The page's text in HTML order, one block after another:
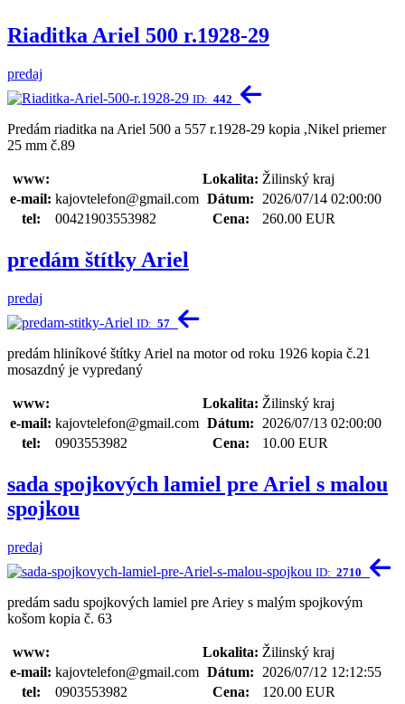
Riaditka Ariel 500 r.1928-29
predaj
ID: 442
Predám riaditka na Ariel 500 a 557 r.1928-29 kopia ,Nikel priemer
25 mm č.89
www: Lokalita: Žilinský kraj
e-mail: kajovtelefon@gmail.com Dátum:
2026/07/14 02:00:00
tel:
00421903553982 Cena: 260.00 EUR
predám štítky Ariel
predaj
ID: 57
predám hliníkové štítky Ariel na motor od roku 1926 kopia č.21
mosazdný je vypredaný
www: Lokalita: Žilinský kraj
e-mail: kajovtelefon@gmail.com Dátum:
2026/07/13 02:00:00
tel:
0903553982 Cena: 10.00 EUR
sada spojkových lamiel pre Ariel s malou
spojkou
predaj
ID: 2710
predám sadu spojkových lamiel pre Ariey s malým spojkovým
košom kopia č. 63
www: Lokalita: Žilinský kraj
e-mail: kajovtelefon@gmail.com Dátum:
2026/07/12 12:12:55
tel:
0903553982 Cena: 120.00 EUR